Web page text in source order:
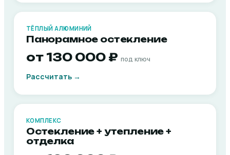
ТЁПЛЫЙ АЛЮМИНИЙ
Панорамное остекление
от 130 000 ₽ под ключ
Рассчитать →
КОМПЛЕКС
Остекление + утепление +
отделка